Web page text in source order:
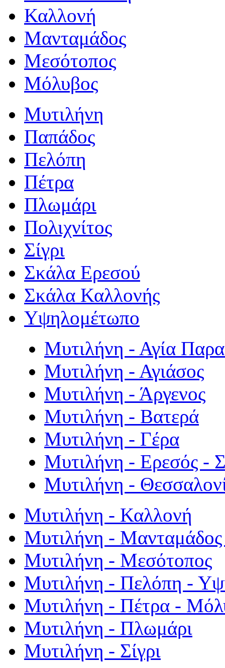
Καλλονή
Μανταμάδος
Μεσότοπος
Μόλυβος
Μυτιλήνη
Παπάδος
Πελόπη
Πέτρα
Πλωμάρι
Πολιχνίτος
Σίγρι
Σκάλα Ερεσού
Σκάλα Καλλονής
Υψηλομέτωπο
Μυτιλήνη - Αγία
Μυτιλήνη - Αγιάσος
Μυτιλήνη - Άργενος
Μυτιλήνη - Βατερά
Μυτιλήνη - Γέρα
Μυτιλήνη - Ερεσός -
Μυτιλήνη -
Μυτιλήνη - Καλλονή
Μυτιλήνη - Μανταμάδος
Μυτιλήνη - Μεσότοπος
Μυτιλήνη - Πελόπη -
Μυτιλήνη - Πέτρα -
Μυτιλήνη - Πλωμάρι
Μυτιλήνη - Σίγρι